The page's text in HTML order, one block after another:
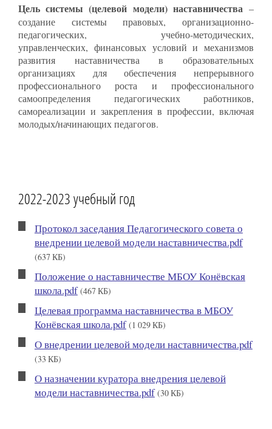
Цель системы (целевой модели) наставничества –
создание системы правовых, организационно-
педагогических, учебно-методических,
управленческих, финансовых условий и механизмов
развития наставничества в образовательных
организациях для обеспечения непрерывного
профессионального роста и профессионального
самоопределения педагогических работников,
самореализации и закрепления в профессии, включая
молодых/начинающих педагогов.
2022-2023 учебный год
Протокол заседания Педагогического совета о
внедрении целевой модели наставничества.pdf
(637 КБ)
Положение о наставничестве МБОУ Конёвская
школа.pdf (467 КБ)
Целевая программа наставничества в МБОУ
Конёвская школа.pdf (1 029 КБ)
О внедрении целевой модели наставничества.pdf
(33 КБ)
О назначении куратора внедрения целевой
модели наставничества.pdf (30 КБ)